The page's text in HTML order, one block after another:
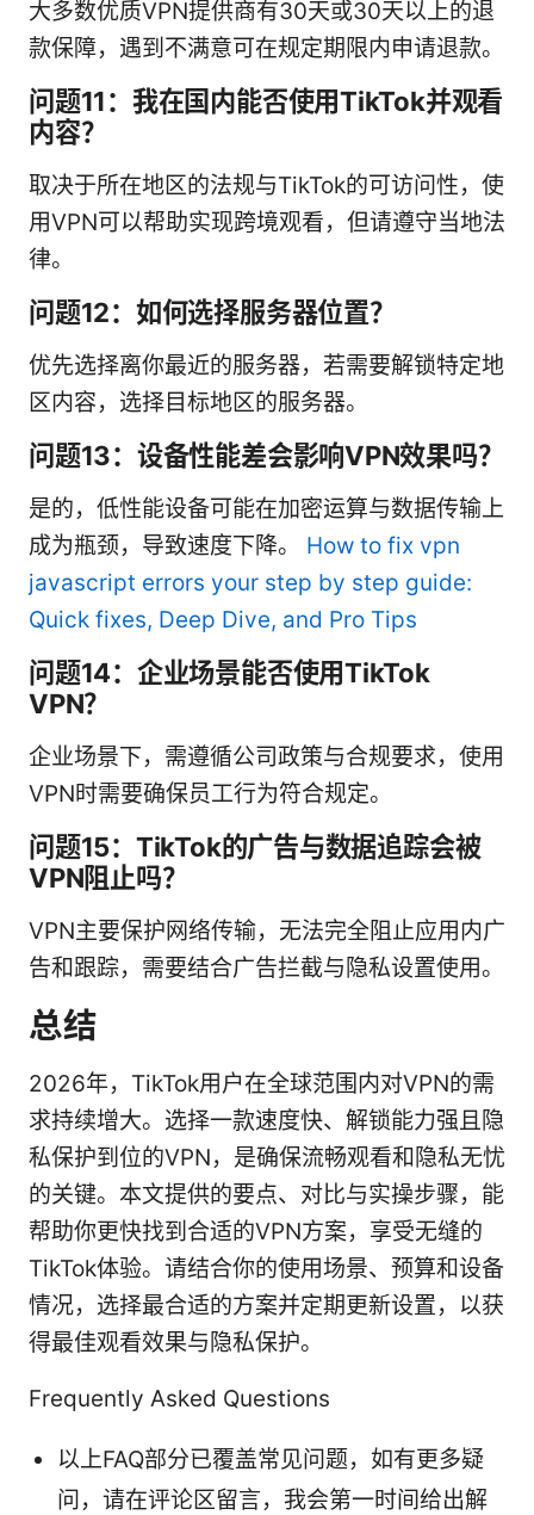
大多数优质VPN提供商有30天或30天以上的退
款保障，遇到不满意可在规定期限内申请退款。
问题11：我在国内能否使用TikTok并观看
内容？
取决于所在地区的法规与TikTok的可访问性，使
用VPN可以帮助实现跨境观看，但请遵守当地法
律。
问题12：如何选择服务器位置？
优先选择离你最近的服务器，若需要解锁特定地
区内容，选择目标地区的服务器。
问题13：设备性能差会影响VPN效果吗？
是的，低性能设备可能在加密运算与数据传输上
成为瓶颈，导致速度下降。 How to fix vpn
javascript errors your step by step guide:
Quick fixes, Deep Dive, and Pro Tips
问题14：企业场景能否使用TikTok
VPN？
企业场景下，需遵循公司政策与合规要求，使用
VPN时需要确保员工行为符合规定。
问题15：TikTok的广告与数据追踪会被
VPN阻止吗？
VPN主要保护网络传输，无法完全阻止应用内广
告和跟踪，需要结合广告拦截与隐私设置使用。
总结
2026年，TikTok用户在全球范围内对VPN的需
求持续增大。选择一款速度快、解锁能力强且隐
私保护到位的VPN，是确保流畅观看和隐私无忧
的关键。本文提供的要点、对比与实操步骤，能
帮助你更快找到合适的VPN方案，享受无缝的
TikTok体验。请结合你的使用场景、预算和设备
情况，选择最合适的方案并定期更新设置，以获
得最佳观看效果与隐私保护。
Frequently Asked Questions
以上FAQ部分已覆盖常见问题，如有更多疑
问，请在评论区留言，我会第一时间给出解